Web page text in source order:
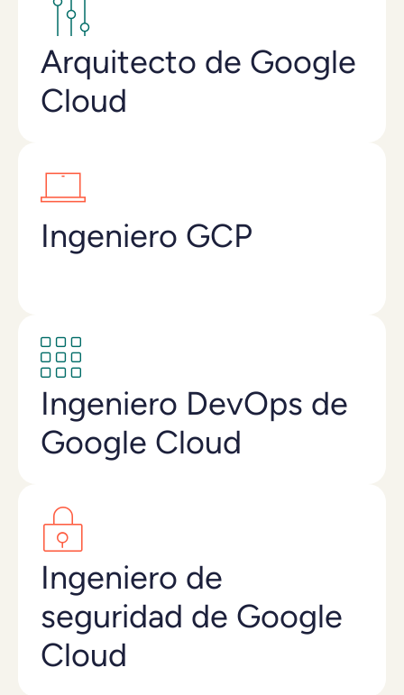
Arquitecto de Google
Cloud
Ingeniero GCP
Ingeniero DevOps de
Google Cloud
Ingeniero de
seguridad de Google
Cloud